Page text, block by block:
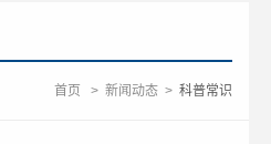
首页 > 新闻动态 > 科普常识